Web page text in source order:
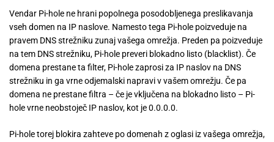
Vendar Pi-hole ne hrani popolnega posodobljenega preslikavanja
vseh domen na IP naslove. Namesto tega Pi-hole poizveduje na
pravem DNS strežniku zunaj vašega omrežja. Preden pa poizveduje
na tem DNS strežniku, Pi-hole preveri blokadno listo (blacklist). Če
domena prestane ta filter, Pi-hole zaprosi za IP naslov na DNS
strežniku in ga vrne odjemalski napravi v vašem omrežju. Če pa
domena ne prestane filtra – če je vključena na blokadno listo – Pi-
hole vrne neobstoječ IP naslov, kot je 0.0.0.0.
Pi-hole torej blokira zahteve po domenah z oglasi iz vašega omrežja,